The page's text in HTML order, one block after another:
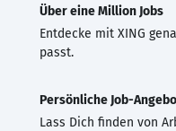
Über eine Million Jobs
Entdecke mit XING
passt.
Persönliche Job-
Lass Dich finden von